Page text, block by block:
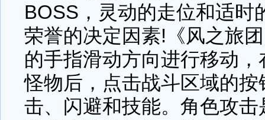
BOSS，灵动的走位和适时
荣誉的决定因素!《风之旅
的手指滑动方向进行移动
怪物后，点击战斗区域的
击、闪避和技能。角色攻